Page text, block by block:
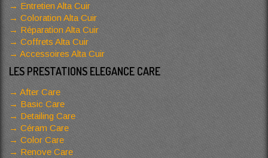
Entretien Alta Cuir
Coloration Alta Cuir
Réparation Alta Cuir
Coffrets Alta Cuir
Accessoires Alta Cuir
LES PRESTATIONS ELEGANCE CARE
After Care
Basic Care
Detailing Care
Céram Care
Color Care
Renove Care